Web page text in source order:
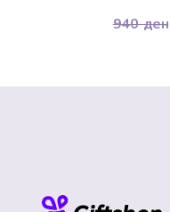
940ден